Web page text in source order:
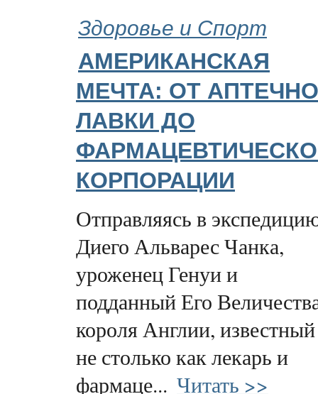
Здоровье и Спорт
АМЕРИКАНСКАЯ
МЕЧТА: ОТ
ЛАВКИ ДО
КОРПОРАЦИИ
Отправляясь в
Диего Альварес Чанка,
уроженец Генуи и
подданный Его
короля Англии, известный
не столько как лекарь и
фармаце... Читать >>